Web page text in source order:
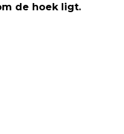
de hoek ligt.